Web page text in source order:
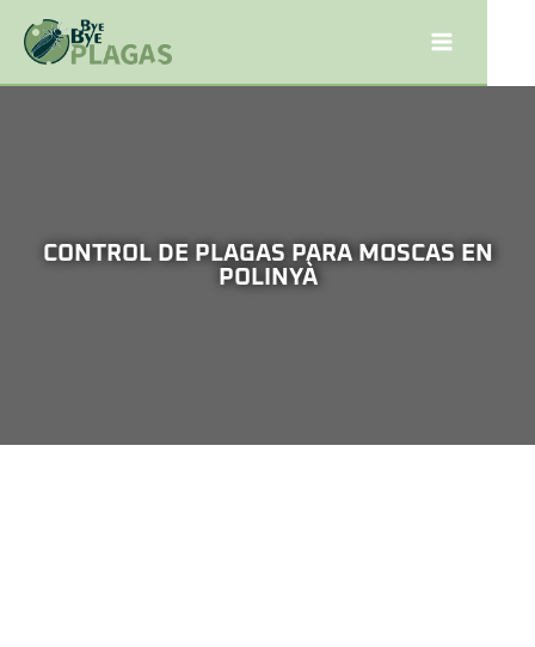
CONTROL DE PLAGAS PARA MOSCAS EN
POLINYÀ